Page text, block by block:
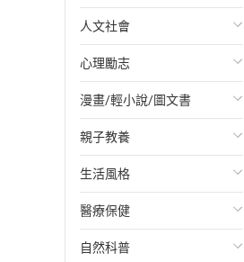
經濟/趨勢
財務/金融
管理/領導
職場工作術
成功法
行銷/廣告
傳記
歐美文學
日本文學
韓國文學
華文文學
經典文學
成長/家庭生活小說
懸疑/推理小說
人文社會
國際關係
政治
社會科學
台灣/中國歷史
日/韓歷史
其他歷史/史學
心理勵志
心靈成長/情緒
人際關係
兩性關係
心理學
漫畫/輕小說/圖文書
輕小說
奇幻/科幻
愛情故事
職場/社會寫實
親子教養
教育現場
兒童文學/故事
兒童科普/學習
生活風格
飲食/食譜
健身/美顏
醫療保健
健康/養生
自然科普